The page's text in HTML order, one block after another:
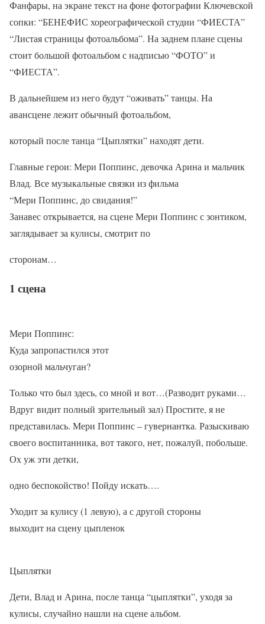
Фанфары, на экране текст на фоне фотографии Ключевской
сопки: “БЕНЕФИС хореографической студии “ФИЕСТА”
“Листая страницы фотоальбома”. На заднем плане сцены
стоит большой фотоальбом с надписью “ФОТО” и
“ФИЕСТА”.
В дальнейшем из него будут “оживать” танцы. На
авансцене лежит обычный фотоальбом,
который после танца “Цыплятки” находят дети.
Главные герои: Мери Поппинс, девочка Арина и мальчик
Влад. Все музыкальные связки из фильма
“Мери Поппинс, до свидания!”
Занавес открывается, на сцене Мери Поппинс с зонтиком,
заглядывает за кулисы, смотрит по
сторонам…
1 сцена
Мери Поппинс:
Куда запропастился этот
озорной мальчуган?
Только что был здесь, со мной и вот…(Разводит руками…
Вдруг видит полный зрительный зал) Простите, я не
представилась. Мери Поппинс – гувернантка. Разыскиваю
своего воспитанника, вот такого, нет, пожалуй, побольше.
Ох уж эти детки,
одно беспокойство! Пойду искать….
Уходит за кулису (1 левую), а с другой стороны
выходит на сцену цыпленок
Цыплятки
Дети, Влад и Арина, после танца “цыплятки”, уходя за
кулисы, случайно нашли на сцене альбом.